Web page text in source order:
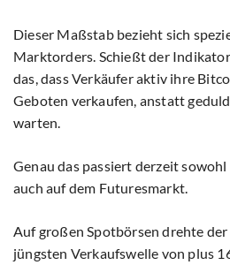
Dieser Maßstab bezieht sich
Marktorders. Schießt der
das, dass Verkäufer aktiv ihre
Geboten verkaufen, anstatt
warten.
Genau das passiert derzeit
auch auf dem Futuresmarkt.
Auf großen Spotbörsen drehte
jüngsten Verkaufswelle von plus